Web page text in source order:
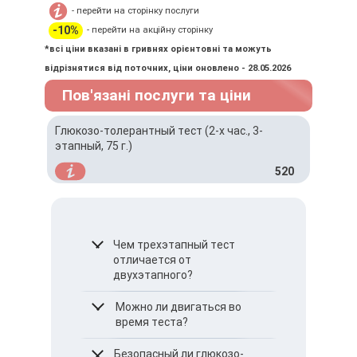
- перейти на сторінку послуги
-10%
- перейти на акційну сторінку
*всі ціни вказані в гривнях орієнтовні та можуть
відрізнятися від поточних, ціни оновлено - 28.05.2026
Пов'язані послуги та ціни
Глюкозо-толерантный тест (2-х час., 3-
этапный, 75 г.)
520
Чем трехэтапный тест
отличается от
двухэтапного?
Трехэтапный тест
позволяет оценить
уровень глюкозы не
только через 2 часа, но и
Можно ли двигаться во
время теста?
Нет. Физическая
Безопасный ли глюкозо-